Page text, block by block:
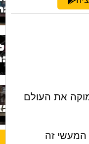
את העולם
המעשי זה